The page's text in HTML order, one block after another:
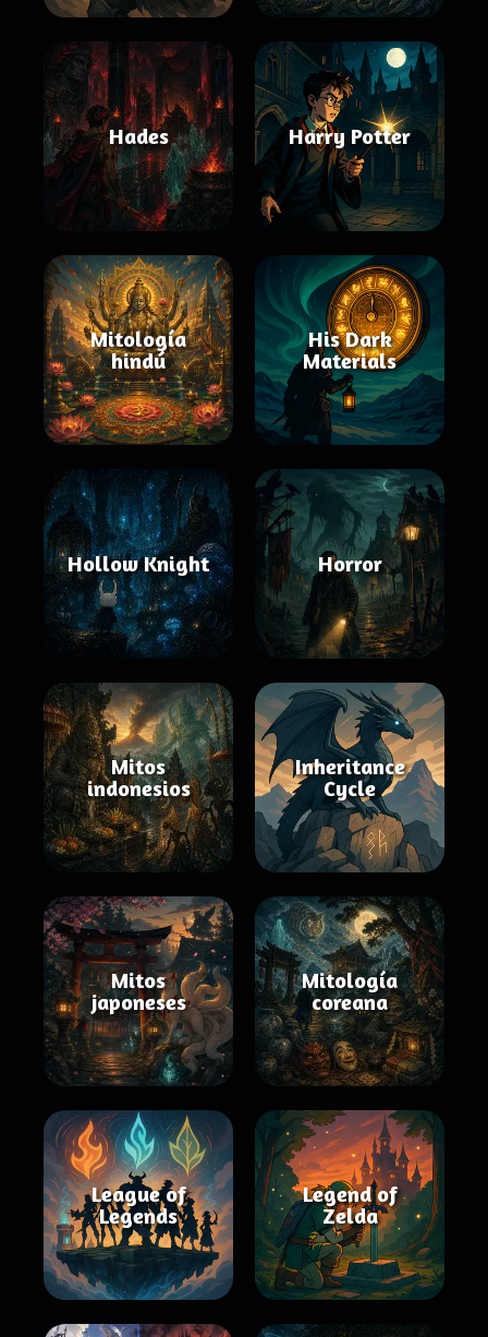
Hades Harry Potter
Mitología
hindú
His Dark
Materials
Hollow Knight Horror
Mitos
indonesios
Inheritance
Cycle
Mitos
japoneses
Mitología
coreana
League of
Legends
Legend of
Zelda